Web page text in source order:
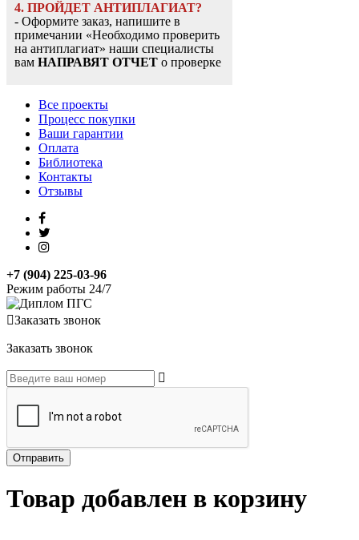
4. ПРОЙДЕТ АНТИПЛАГИАТ?
- Оформите заказ, напишите в
примечании «Необходимо проверить
на антиплагиат» наши специалисты
вам НАПРАВЯТ ОТЧЕТ о проверке
Все проекты
Процесс покупки
Ваши гарантии
Оплата
Библиотека
Контакты
Отзывы
+7 (904) 225-03-96
Режим работы 24/7
Заказать звонок
Заказать звонок
Товар добавлен в корзину